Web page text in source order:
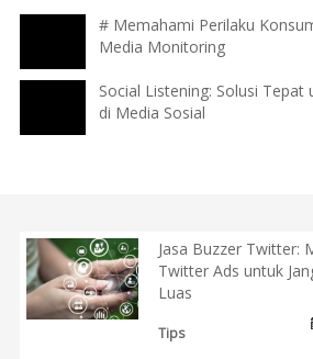
# Memahami Perilaku
Media Monitoring
Social Listening: Solusi Tepat
di Media Sosial
Jasa Buzzer Twitter:
Twitter Ads untuk
Luas
Tips